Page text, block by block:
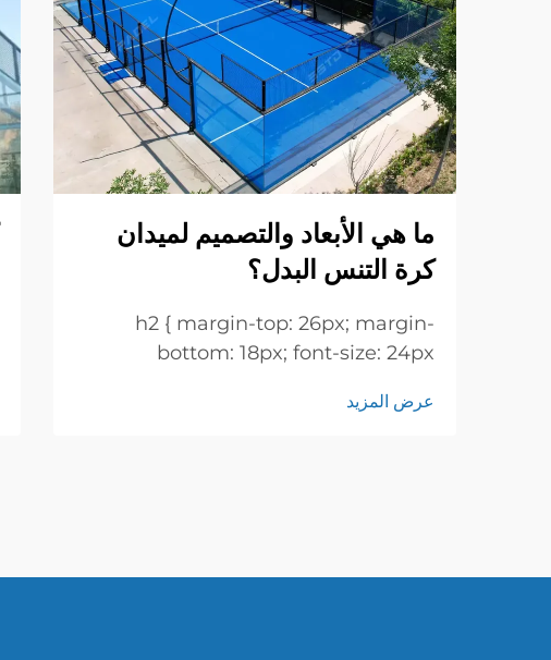
ما هي الأبعاد والتصميم لميدان
كرة التنس البدل؟
h2 { margin-top: 26px; margin-
bottom: 18px; font-size: 24px
height: normal; } h3 { margin-top:
عرض المزيد